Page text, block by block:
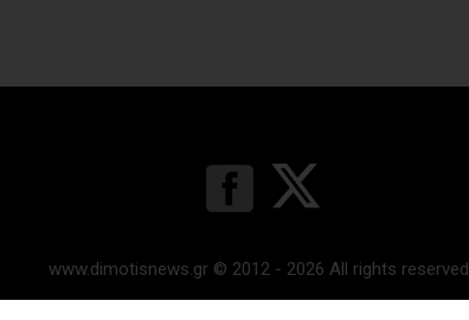
www.dimotisnews.gr © 2012 - 2026 All rights reserved